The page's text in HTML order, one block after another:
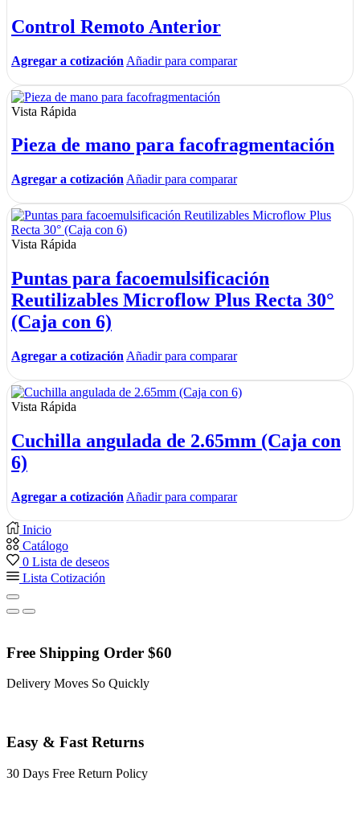
Control Remoto Anterior
Agregar a cotización Añadir para comparar
Vista Rápida
Pieza de mano para facofragmentación
Agregar a cotización Añadir para comparar
Vista Rápida
Puntas para facoemulsificación
Reutilizables Microflow Plus Recta 30°
(Caja con 6)
Agregar a cotización Añadir para comparar
Vista Rápida
Cuchilla angulada de 2.65mm (Caja con
6)
Agregar a cotización Añadir para comparar
Inicio
Catálogo
0 Lista de deseos
Lista Cotización
Free Shipping Order $60
Delivery Moves So Quickly
Easy & Fast Returns
30 Days Free Return Policy